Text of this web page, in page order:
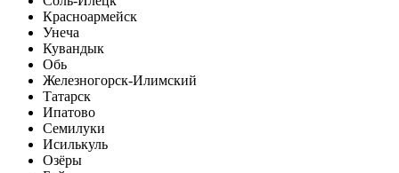
Красноармейск
Унеча
Кувандык
Обь
Железногорск-Илимский
Татарск
Ипатово
Семилуки
Исилькуль
Озёры